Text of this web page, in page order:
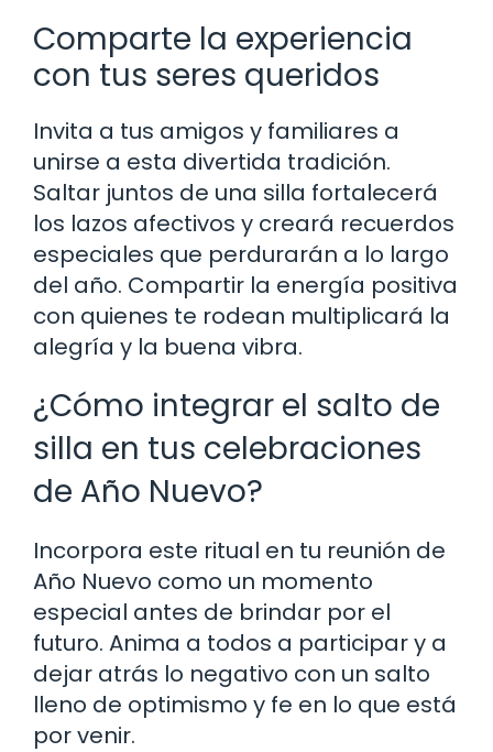
Comparte la experiencia
con tus seres queridos
Invita a tus amigos y familiares a
unirse a esta divertida tradición.
Saltar juntos de una silla fortalecerá
los lazos afectivos y creará recuerdos
especiales que perdurarán a lo largo
del año. Compartir la energía positiva
con quienes te rodean multiplicará la
alegría y la buena vibra.
¿Cómo integrar el salto de
silla en tus celebraciones
de Año Nuevo?
Incorpora este ritual en tu reunión de
Año Nuevo como un momento
especial antes de brindar por el
futuro. Anima a todos a participar y a
dejar atrás lo negativo con un salto
lleno de optimismo y fe en lo que está
por venir.